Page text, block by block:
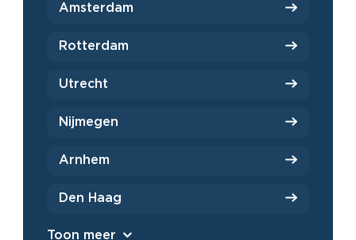
Amsterdam
Rotterdam
Utrecht
Nijmegen
Arnhem
Den Haag
Toon meer